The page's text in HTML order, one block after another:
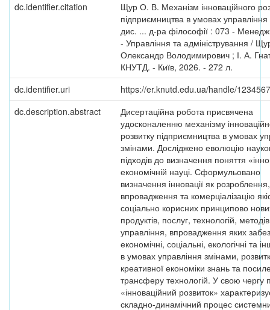
dc.identifier.citation
Щур О. В. Механізм інноваційного
підприємництва в умовах
дис. ... д-ра філософії : 073 -
- Управління та адміністрування /
Олександр Володимирович ; І. А.
КНУТД. - Київ, 2026. - 272 л.
dc.identifier.uri
https://er.knutd.edu.ua/handle/
dc.description.abstract
Дисертаційна робота присвячена
удосконаленню механізму
розвитку підприємництва в умовах
змінами. Досліджено еволюцію
підходів до визначення поняття
економічній науці. Сформульовано
визначення інновації як розроблення,
впровадження та комерціалізацію
соціально корисних принципово
продуктів, послуг, технологій, методів
управління, впровадження яких
економічні, соціальні, екологічні та
в умовах управління змінами,
креативної економіки знань та
трансферу технологій. У свою чергу
«інноваційний розвиток»
складно-динамічний процес